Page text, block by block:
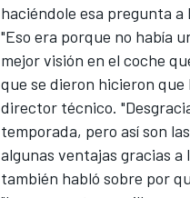
haciéndole esa pregunta
"Eso era porque no había
mejor visión en el coche
que se dieron hicieron
director técnico.
temporada, pero así son
algunas ventajas gracias
también habló sobre por